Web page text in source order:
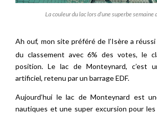
La couleur du lac lors d’une superbe semaine
Ah ouf, mon site préféré de l’Isère a
du classement avec 6% des votes, le
position. Le lac de Monteynard, c’est
artificiel, retenu par un barrage EDF.
Aujourd’hui le lac de Monteynard est
nautiques et une super excursion pour les